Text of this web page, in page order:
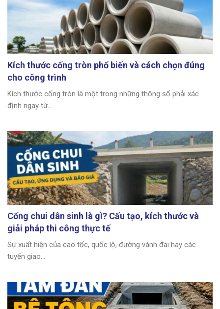
Kích thước cống tròn phổ biến và cách chọn đúng
cho công trình
Kích thước cống tròn là một trong những thông số phải xác
định ngay từ...
Cống chui dân sinh là gì? Cấu tạo, kích thước và
giải pháp thi công thực tế
Sự xuất hiện của cao tốc, quốc lộ, đường vành đai hay các
tuyến giao...